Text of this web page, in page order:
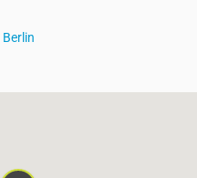
Berlin